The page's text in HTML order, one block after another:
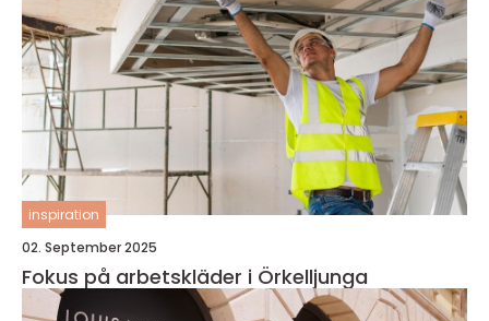
inspiration
02. September 2025
Fokus på arbetskläder i Örkelljunga